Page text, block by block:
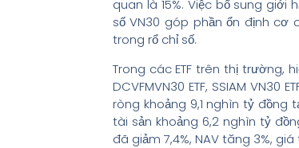
quan là 15%. Việc bổ sung
số VN30 góp phần ổn định cơ
trong rổ chỉ số.
Trong các ETF trên thị trường,
DCVFMVN30 ETF, SSIAM VN30
ròng khoảng 9,1 nghìn tỷ đồng
tài sản khoảng 6,2 nghìn tỷ
đã giảm 7,4%, NAV tăng 3%,